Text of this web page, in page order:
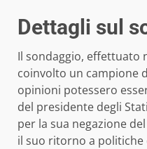
Dettagli sul
Il sondaggio, effettuato
coinvolto un campione
opinioni potessero
del presidente degli
per la sua negazione del
il suo ritorno a politiche